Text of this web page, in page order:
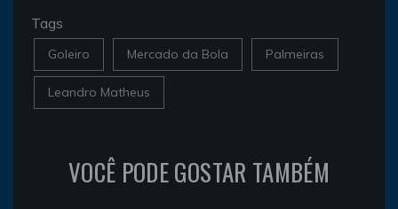
Tags
Goleiro Mercado da Bola Palmeiras
Leandro Matheus
VOCÊ PODE GOSTAR TAMBÉM